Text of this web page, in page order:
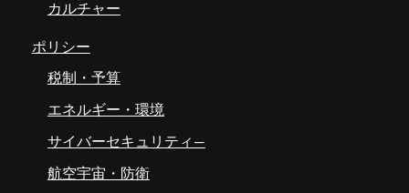
カルチャー
ポリシー
税制・予算
エネルギー・環境
サイバーセキュリティ―
航空宇宙・防衛